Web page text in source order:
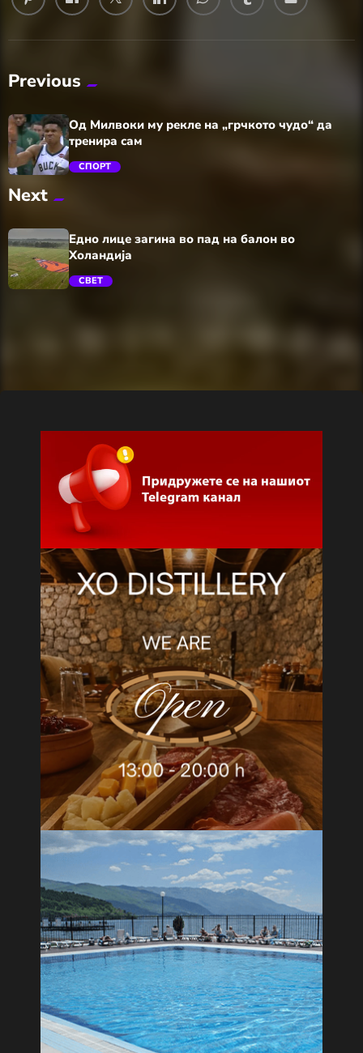
Previous
trending_flat
Од Милвоки му рекле на „грчкото чудо“ да
тренира сам
СПОРТ
Next
Едно лице загина во пад на балон во
Холандија
СВЕТ